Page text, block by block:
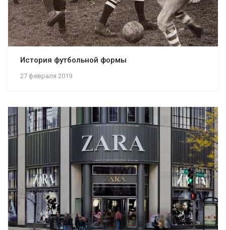
27 февраля 2019
История футбольной формы